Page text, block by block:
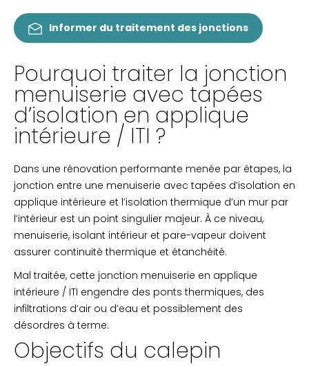
Informer du traitement des jonctions
Pourquoi traiter la jonction
menuiserie avec tapées
d’isolation en applique
intérieure / ITI ?
Dans une rénovation performante menée par étapes, la
jonction entre une menuiserie avec tapées d’isolation en
applique intérieure et l’isolation thermique d’un mur par
l’intérieur est un point singulier majeur. À ce niveau,
menuiserie, isolant intérieur et pare-vapeur doivent
assurer continuité thermique et étanchéité.
Mal traitée, cette jonction menuiserie en applique
intérieure / ITI engendre des ponts thermiques, des
infiltrations d’air ou d’eau et possiblement des
désordres à terme.
Objectifs du calepin